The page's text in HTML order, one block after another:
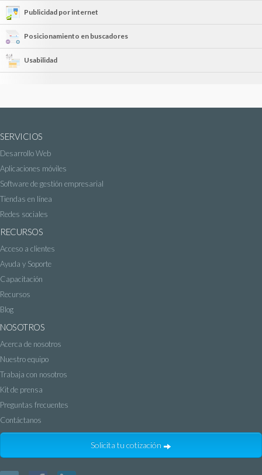
Publicidad por internet
Posicionamiento en buscadores
Usabilidad
SERVICIOS
Desarrollo Web
Aplicaciones móviles
Software de gestión empresarial
Tiendas en línea
Redes sociales
RECURSOS
Acceso a clientes
Ayuda y Soporte
Capacitación
Recursos
Blog
NOSOTROS
Acerca de nosotros
Nuestro equipo
Trabaja con nosotros
Kit de prensa
Preguntas frecuentes
Contáctanos
Solicita tu cotización